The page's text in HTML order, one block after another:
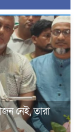
নেই, তারা